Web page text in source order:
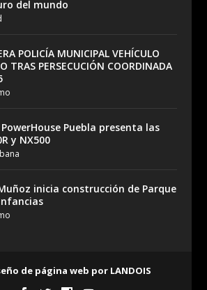
del mundo
POLICÍA MUNICIPAL VEHÍCULO
TRAS PERSECUCIÓN COORDINADA
Puebla presenta las
y NX500
inicia construcción de Parque
de página web por LANDOIS